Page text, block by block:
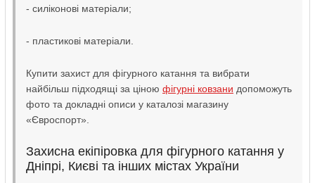
- силіконові матеріали;
- пластикові матеріали.
Купити захист для фігурного катання та вибрати
найбільш підходящі за ціною фігурні ковзани допоможуть
фото та докладні описи у каталозі магазину
«Євроспорт».
Захисна екіпіровка для фігурного катання у
Дніпрі, Києві та інших містах України